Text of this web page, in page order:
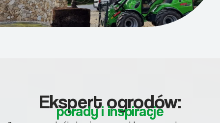
Ekspert ogrodów:
porady i inspiracje